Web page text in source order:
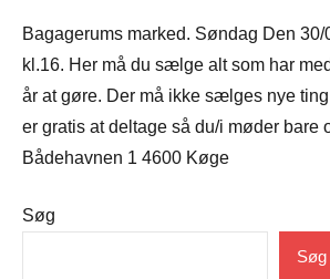
Bagagerums marked. Søndag Den 30/
kl.16. Her må du sælge alt som har
år at gøre. Der må ikke sælges nye
er gratis at deltage så du/i møder bare
Bådehavnen 1 4600 Køge
Søg
Søg